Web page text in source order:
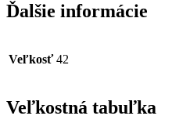
Ďalšie informácie
Veľkosť 42
Veľkostná tabuľka